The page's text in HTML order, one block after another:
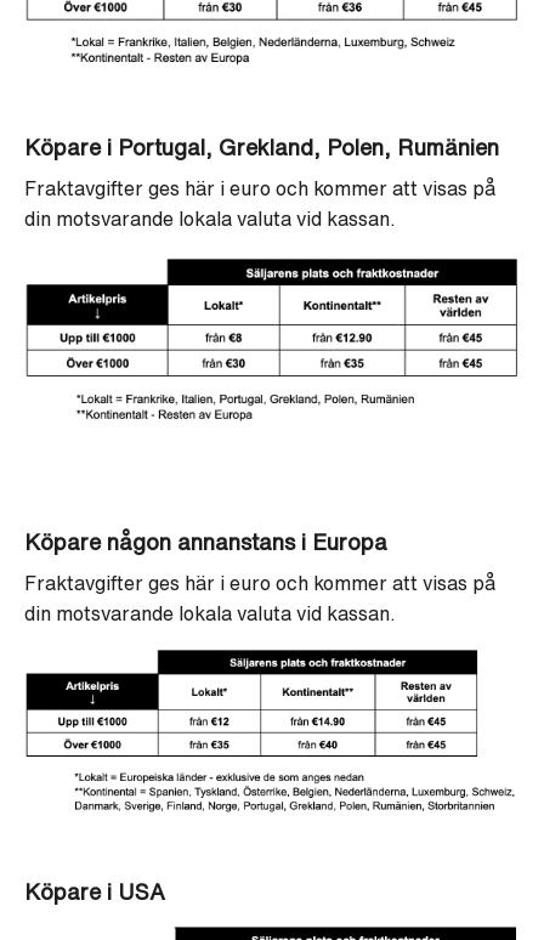
Köpare i Portugal, Grekland, Polen, Rumänien
Fraktavgifter ges här i euro och kommer att visas på
din motsvarande lokala valuta vid kassan.
Köpare någon annanstans i Europa
Fraktavgifter ges här i euro och kommer att visas på
din motsvarande lokala valuta vid kassan.
Köpare i USA